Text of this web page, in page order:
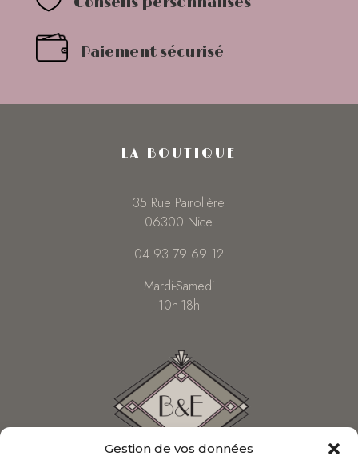
Gestion de vos données
Paiement sécurisé
LA BOUTIQUE
35 Rue Pairolière
06300 Nice
04 93 79 69 12
Mardi-Samedi
10h-18h